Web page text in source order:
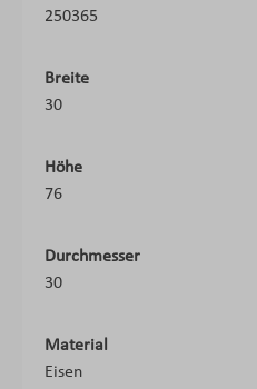
250365
Breite
30
Höhe
76
Durchmesser
30
Material
Eisen